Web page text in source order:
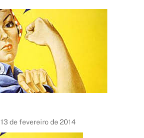
13 de fevereiro de 2014